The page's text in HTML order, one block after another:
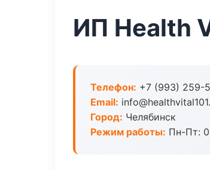
ИП Health
Телефон: +7 (993) 259-
Email:
Город: Челябинск
Режим работы: Пн-Пт: